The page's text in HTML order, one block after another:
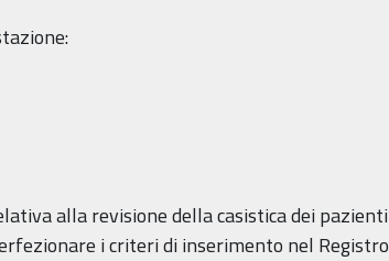
alla revisione della casistica dei pazienti
i criteri di inserimento nel Registro